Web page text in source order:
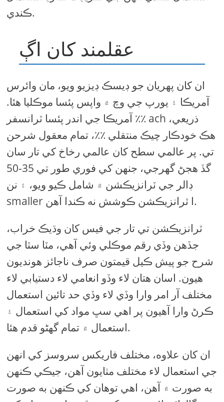
ڪندي.
عقلمند کان اڳ
ان کان پهريان جو ڊيسڪ ڊيزيو ويو، مان وائرس
آمريڪا ۽ يورپ جي وچ ۾ واپس پئسا موڪليا هئا.
آمريڪا جي اندر پئسا ٽرانسفر ٪٪ ach ذريعي،
هڪ خودڪار چيڪ منتقلي ٪٪، تمام معقول شرحن
تي. پر عالمي سطح کان عالمي رخاخ کي تار سان
گڏ هجڻ گهرجي، جنهن کي فوري طور تي 35-50
ڊالر جي ٽرانزيڪشن ۾ شامل ڪيو ويو، ۽ نن
smaller ا ٽرانزيڪشن ڪوشش نه ڪندا آهن.
ٽرانزيڪشن تي تار جي فيس کان وڌيڪ خراب،
جڏهن وڏي رقم موڪلي وئي آهي، مٽا سٽا جي
شرح جو پيش ڪيل قيمتون صرف ناجائز هونديون
هيون. اسان هتان لاء وڏو انعامي لاء دستيابي لاء
مختلف آر امر وارا وڏي لاء وڏي حد تائين استعمال
ڪرڻ وارا آهيون پر اهي سڀ مواد کي استعمال ۽
استعمال ۾ تمام گهڻو قدم هئا.
ان کان علاوه، مختلف فاریکس سروسز کي انهن
جي استعمال لاء مختلف مٺايون آهن، جيڪي ڪنهن
به صورت ۾ آهن، اهي توهان کي ڪنهن به صورت